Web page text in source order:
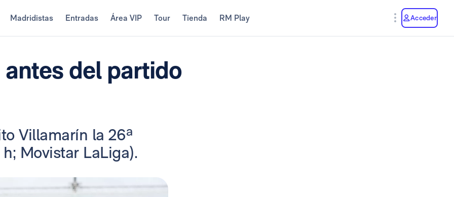
Madridistas Entradas Área VIP Tour Tienda RM Play Acceder
del partido
Villamarín la 26ª
Movistar LaLiga).